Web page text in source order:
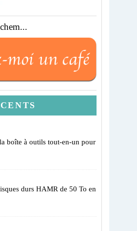
boîte à outils tout-en-un pour
durs HAMR de 50 To en